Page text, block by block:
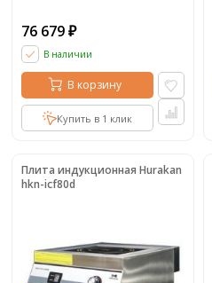
76 679 ₽
В наличии
В корзину
Купить в 1 клик
Плита индукционная Hurakan
hkn-icf80d